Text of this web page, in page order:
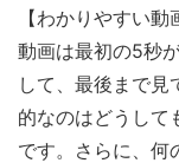
【わかりやすい動
動画は最初の5秒
して、最後まで
的なのはどうして
です。さらに、何